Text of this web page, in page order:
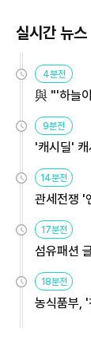
실시간 뉴스
4분전
與 "'하늘
9분전
'캐시딜'
14분전
관세전쟁 '
용해야
17분전
섬유패션
원
18분전
농식품부,